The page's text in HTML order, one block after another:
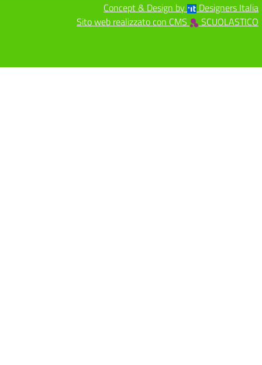
Concept & Design by
Designers Italia
Sito web realizzato con CMS
SCUOLASTICO